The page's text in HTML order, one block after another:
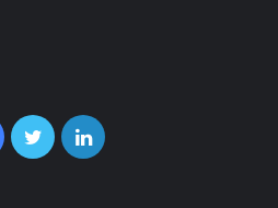
Facebook
TwitterLinkedin